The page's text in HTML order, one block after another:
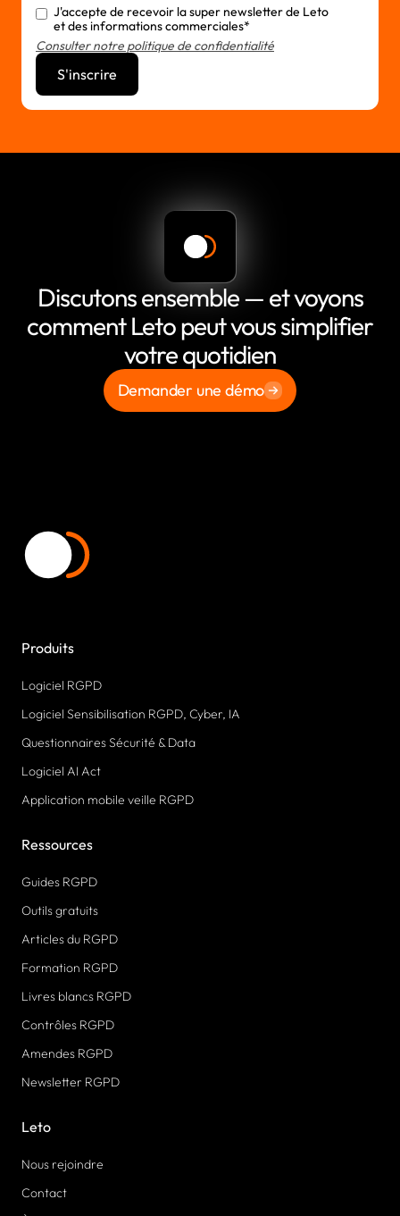
J'accepte de recevoir la super newsletter de Leto
et des informations commerciales*
Consulter notre politique de confidentialité
Discutons ensemble — et voyons
comment Leto peut vous simplifier
votre quotidien
Demander une démo
Produits
Logiciel RGPD
Logiciel Sensibilisation RGPD, Cyber, IA
Questionnaires Sécurité & Data
Logiciel AI Act
Application mobile veille RGPD
Ressources
Guides RGPD
Outils gratuits
Articles du RGPD
Formation RGPD
Livres blancs RGPD
Contrôles RGPD
Amendes RGPD
Newsletter RGPD
Leto
Nous rejoindre
Contact